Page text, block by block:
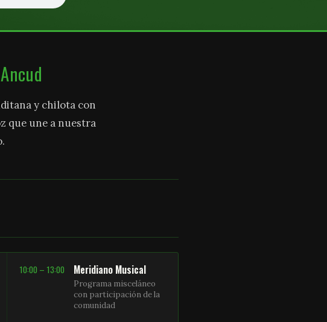
y chilota con
que une a nuestra
10:00 – 13:00 Meridiano Musical
Programa misceláneo
con participación de la
comunidad